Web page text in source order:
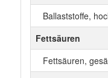
Ballaststoffe,
Fettsäuren
Fettsäuren,